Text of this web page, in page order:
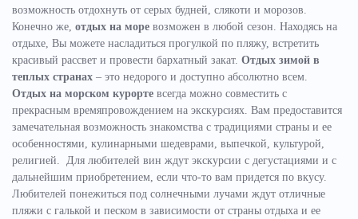
возможность отдохнуть от серых будней, слякоти и морозов.
Конечно же, отдых на море возможен в любой сезон. Находясь на
отдыхе, Вы можете насладиться прогулкой по пляжу, встретить
красивый рассвет и провести бархатный закат. Отдых зимой в
теплых странах – это недорого и доступно абсолютно всем.
Отдых на морском курорте всегда можно совместить с
прекрасным времяпровождением на экскурсиях. Вам предоставится
замечательная возможность знакомства с традициями страны и ее
особенностями, кулинарными шедеврами, выпечкой, культурой,
религией. Для любителей вин ждут экскурсии с дегустациями и с
дальнейшим приобретением, если что-то вам придется по вкусу.
Любителей понежиться под солнечными лучами ждут отличные
пляжи с галькой и песком в зависимости от страны отдыха и ее